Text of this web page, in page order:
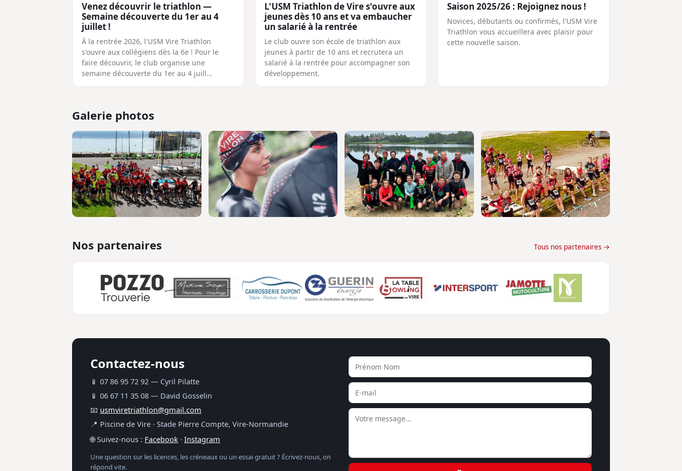
Venez découvrir le triathlon —
Semaine découverte du 1er au 4
juillet !
À la rentrée 2026, l'USM Vire Triathlon
s'ouvre aux collégiens dès la 6e ! Pour le
faire découvrir, le club organise une
semaine découverte du 1er au 4 juill…
L'USM Triathlon de Vire s'ouvre aux
jeunes dès 10 ans et va embaucher
un salarié à la rentrée
Le club ouvre son école de triathlon aux
jeunes à partir de 10 ans et recrutera un
salarié à la rentrée pour accompagner son
développement.
Saison 2025/26 : Rejoignez nous !
Novices, débutants ou confirmés, l'USM Vire
Triathlon vous accueillera avec plaisir pour
cette nouvelle saison.
Galerie photos
Nos partenaires Tous nos partenaires →
Contactez-nous
📱 07 86 95 72 92 — Cyril Pilatte
📱 06 67 11 35 08 — David Gosselin
📧 usmviretriathlon@gmail.com
📍 Piscine de Vire · Stade Pierre Compte, Vire-Normandie
🌐 Suivez-nous : Facebook · Instagram
Une question sur les licences, les créneaux ou un essai gratuit ? Écrivez-nous, on
répond vite.